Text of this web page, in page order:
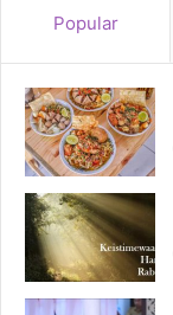
Popular